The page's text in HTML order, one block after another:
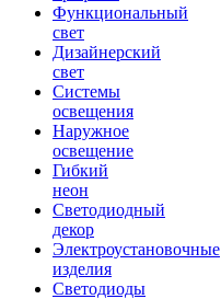
Функциональный
свет
Дизайнерский
свет
Системы
освещения
Наружное
освещение
Гибкий
неон
Светодиодный
декор
Электроустановочные
изделия
Светодиоды